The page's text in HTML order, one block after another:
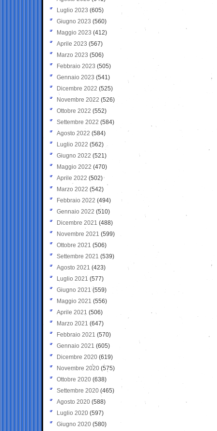
Luglio 2023 (605)
Giugno 2023 (560)
Maggio 2023 (412)
Aprile 2023 (567)
Marzo 2023 (506)
Febbraio 2023 (505)
Gennaio 2023 (541)
Dicembre 2022 (525)
Novembre 2022 (526)
Ottobre 2022 (552)
Settembre 2022 (584)
Agosto 2022 (584)
Luglio 2022 (562)
Giugno 2022 (521)
Maggio 2022 (470)
Aprile 2022 (502)
Marzo 2022 (542)
Febbraio 2022 (494)
Gennaio 2022 (510)
Dicembre 2021 (488)
Novembre 2021 (599)
Ottobre 2021 (506)
Settembre 2021 (539)
Agosto 2021 (423)
Luglio 2021 (577)
Giugno 2021(559)
Maggio 2021 (556)
Aprile 2021 (506)
Marzo 2021 (647)
Febbraio 2021 (570)
Gennaio 2021 (605)
Dicembre 2020 (619)
Novembre 2020 (575)
Ottobre 2020 (638)
Settembre 2020(465)
Agosto 2020 (588)
Luglio 2020 (597)
Giugno 2020 (580)